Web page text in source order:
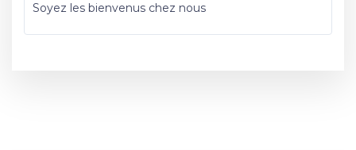
Soyez les bienvenus chez nous